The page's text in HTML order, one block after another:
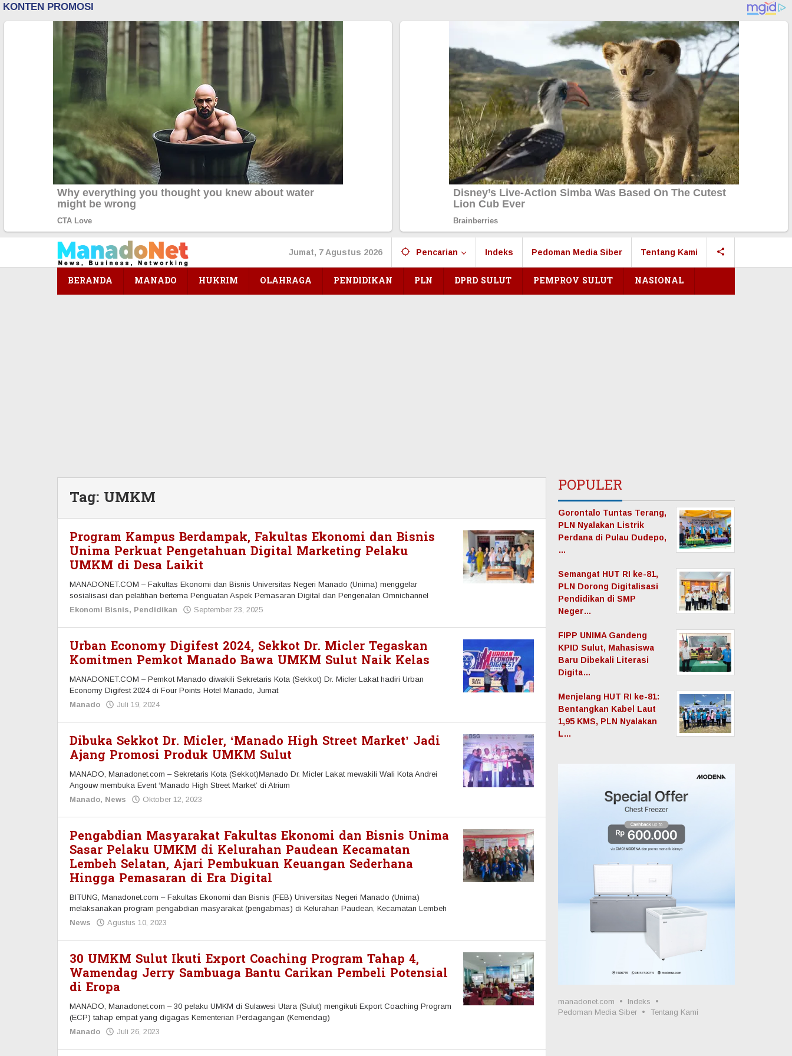
konten
Jumat, 7 Agustus 2026 Pencarian Indeks Pedoman Media Siber Tentang Kami
BERANDA MANADO HUKRIM OLAHRAGA PENDIDIKAN PLN DPRD SULUT PEMPROV SULUT NASIONAL
Tag: UMKM
Program Kampus Berdampak, Fakultas Ekonomi dan Bisnis
Unima Perkuat Pengetahuan Digital Marketing Pelaku
UMKM di Desa Laikit
MANADONET.COM – Fakultas Ekonomi dan Bisnis Universitas Negeri Manado (Unima) menggelar
sosialisasi dan pelatihan bertema Penguatan Aspek Pemasaran Digital dan Pengenalan Omnichannel
Ekonomi Bisnis, Pendidikan September 23, 2025
Urban Economy Digifest 2024, Sekkot Dr. Micler Tegaskan
Komitmen Pemkot Manado Bawa UMKM Sulut Naik Kelas
MANADONET.COM – Pemkot Manado diwakili Sekretaris Kota (Sekkot) Dr. Micler Lakat hadiri Urban
Economy Digifest 2024 di Four Points Hotel Manado, Jumat
Manado
Juli 19, 2024
Dibuka Sekkot Dr. Micler, ‘Manado High Street Market’ Jadi
Ajang Promosi Produk UMKM Sulut
MANADO, Manadonet.com – Sekretaris Kota (Sekkot)Manado Dr. Micler Lakat mewakili Wali Kota Andrei
Angouw membuka Event ‘Manado High Street Market’ di Atrium
Manado, News Oktober 12, 2023
Pengabdian Masyarakat Fakultas Ekonomi dan Bisnis Unima
Sasar Pelaku UMKM di Kelurahan Paudean Kecamatan
Lembeh Selatan, Ajari Pembukuan Keuangan Sederhana
Hingga Pemasaran di Era Digital
BITUNG, Manadonet.com – Fakultas Ekonomi dan Bisnis (FEB) Universitas Negeri Manado (Unima)
melaksanakan program pengabdian masyarakat (pengabmas) di Kelurahan Paudean, Kecamatan Lembeh
News
Agustus 10, 2023
30 UMKM Sulut Ikuti Export Coaching Program Tahap 4,
Wamendag Jerry Sambuaga Bantu Carikan Pembeli Potensial
di Eropa
MANADO, Manadonet.com – 30 pelaku UMKM di Sulawesi Utara (Sulut) mengikuti Export Coaching Program
(ECP) tahap empat yang digagas Kementerian Perdagangan (Kemendag)
Manado
Juli 26, 2023
POPULER
Gorontalo Tuntas Terang,
PLN Nyalakan Listrik
Perdana di Pulau Dudepo,
…
Semangat HUT RI ke-81,
PLN Dorong Digitalisasi
Pendidikan di SMP
Neger…
FIPP UNIMA Gandeng
KPID Sulut, Mahasiswa
Baru Dibekali Literasi
Digita…
Menjelang HUT RI ke-81:
Bentangkan Kabel Laut
1,95 KMS, PLN Nyalakan
L…
manadonet.com
Indeks
Pedoman Media Siber
Tentang Kami